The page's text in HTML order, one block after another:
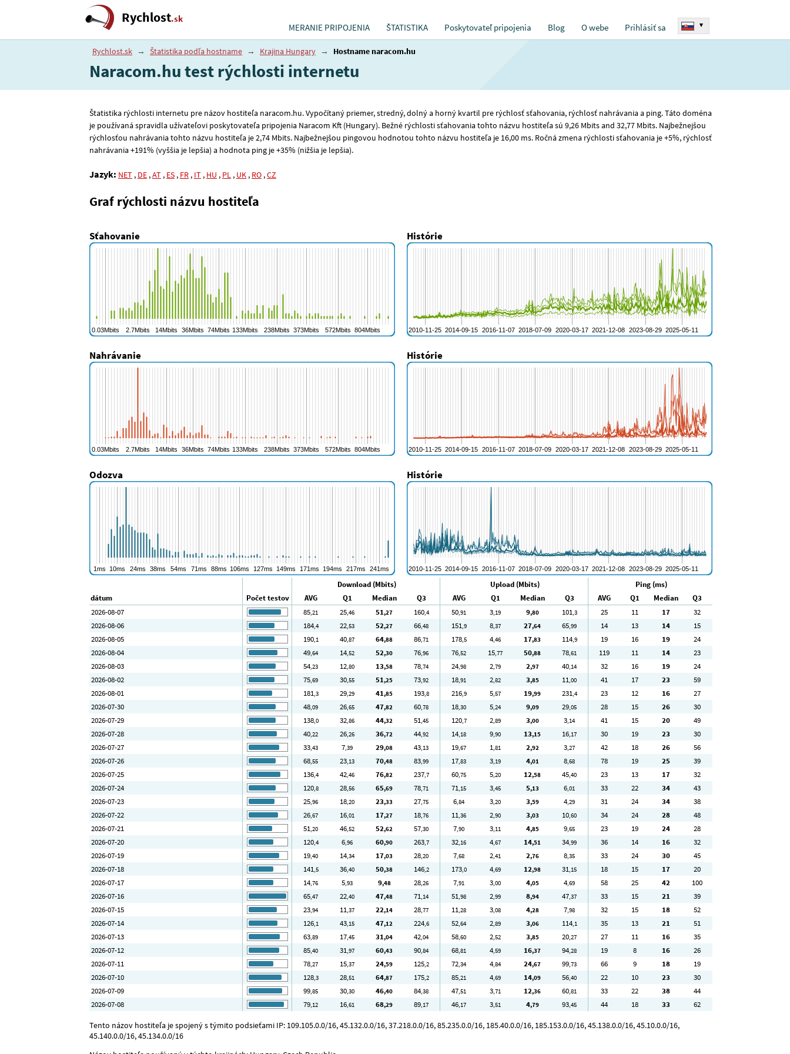
Rychlost.sk
MERANIE PRIPOJENIA ŠTATISTIKA Poskytovateľ pripojenia Blog O webe Prihlásiť sa ▾
Rychlost.sk → Štatistika podľa hostname → Krajina Hungary → Hostname naracom.hu
Naracom.hu test rýchlosti internetu
Štatistika rýchlosti internetu pre názov hostiteľa naracom.hu. Vypočítaný priemer, stredný, dolný a horný kvartil pre rýchlosť sťahovania, rýchlosť nahrávania a ping. Táto doména
je používaná spravidla užívateľovi poskytovateľa pripojenia Naracom Kft (Hungary). Bežné rýchlosti sťahovania tohto názvu hostiteľa sú 9,26 Mbits and 32,77 Mbits. Najbežnejšou
rýchlosťou nahrávania tohto názvu hostiteľa je 2,74 Mbits. Najbežnejšou pingovou hodnotou tohto názvu hostiteľa je 16,00 ms. Ročná zmena rýchlosti sťahovania je +5%, rýchlosť
nahrávania +191% (vyššia je lepšia) a hodnota ping je +35% (nižšia je lepšia).
Jazyk: NET , DE ,AT , ES , FR , IT , HU , PL , UK , RO ,CZ
Graf rýchlosti názvu hostiteľa
Sťahovanie Histórie
Nahrávanie Histórie
Odozva Histórie
Download (Mbits) Upload (Mbits)
Ping (ms)
dátum
Počet testov AVG Q1 Median Q3 AVG Q1 Median Q3 AVG Q1 Median
Q3
2026-08-07
85,21 25,46 51,27 160,4 50,91 3,19 9,80 101,3 25 11 17
32
2026-08-06
184,4 22,53 52,27 66,48 151,9 8,37 27,64 65,99 14 13 14
15
2026-08-05
190,1 40,87 64,88 86,71 178,5 4,46 17,83 114,9 19 16 19
24
2026-08-04
49,64 14,52 52,30 76,96 76,52 15,77 50,88 78,61 119 11 14
23
2026-08-03
54,23 12,80 13,58 78,74 24,98 2,79 2,97 40,14 32 16 19
24
2026-08-02
75,69 30,55 51,25 73,92 18,91 2,82 3,85 11,00 41 17 23
59
2026-08-01
181,3 29,29 41,85 193,8 216,9 5,57 19,99 231,4 23 12 16
27
2026-07-30
48,09 26,65 47,82 60,78 18,30 5,24 9,09 29,05 28 15 26
30
2026-07-29
138,0 32,86 44,32 51,45 120,7 2,89 3,00 3,14 41 15 20
49
2026-07-28
40,22 26,26 36,72 44,92 14,18 9,90 13,15 16,17 30 19 23
30
2026-07-27
33,43 7,39 29,08 43,13 19,67 1,81 2,92 3,27 42 18 26
56
2026-07-26
68,55 23,13 70,48 83,99 17,83 3,19 4,01 8,68 78 19 25
39
2026-07-25
136,4 42,46 76,82 237,7 60,75 5,20 12,58 45,40 23 13 17
32
2026-07-24
120,8 28,56 65,69 78,71 71,15 3,45 5,13 6,01 33 22 34
43
2026-07-23
25,96 18,20 23,33 27,75 6,84 3,20 3,59 4,29 31 24 34
38
2026-07-22
26,67 16,01 17,27 18,76 11,36 2,90 3,03 10,60 34 24 28
48
2026-07-21
51,20 46,52 52,62 57,30 7,90 3,11 4,85 9,65 23 19 24
28
2026-07-20
120,4 6,96 60,90 263,7 32,16 4,67 14,51 34,99 36 14 16
32
2026-07-19
19,40 14,34 17,03 28,20 7,68 2,41 2,76 8,35 33 24 30
45
2026-07-18
141,5 36,40 50,38 146,2 173,0 4,69 12,98 31,15 18 15 17
20
2026-07-17
14,76 5,93 9,48 28,26 7,91 3,00 4,05 4,69 58 25 42
100
2026-07-16
65,47 22,40 47,48 71,14 51,98 2,99 8,94 47,37 33 15 21
39
2026-07-15
23,94 11,37 22,14 28,77 11,28 3,08 4,28 7,98 32 15 18
52
2026-07-14
126,1 43,15 47,12 224,6 52,64 2,89 3,06 114,1 35 13 21
51
2026-07-13
63,89 17,45 31,04 42,04 58,60 2,52 3,85 20,27 27 11 16
35
2026-07-12
85,40 31,97 60,43 90,84 68,81 4,59 16,37 94,28 19 8 16
26
2026-07-11
78,27 15,37 24,59 125,2 72,34 4,84 24,67 99,73 66 9 18
19
2026-07-10
128,3 28,51 64,87 175,2 85,21 4,69 14,09 56,40 22 10 23
30
2026-07-09
99,85 30,30 46,40 84,38 47,51 3,71 12,36 60,81 33 22 38
44
2026-07-08
79,12 16,61 68,29 89,17 46,17 3,51 4,79 93,45 44 18 33 62
Tento názov hostiteľa je spojený s týmito podsieťami IP: 109.105.0.0/16, 45.132.0.0/16, 37.218.0.0/16, 85.235.0.0/16, 185.40.0.0/16, 185.153.0.0/16, 45.138.0.0/16, 45.10.0.0/16,
45.140.0.0/16, 45.134.0.0/16